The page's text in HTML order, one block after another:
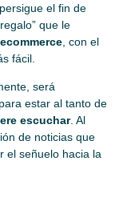
el fin de
que le
ecommerce , con el
fácil.
será
para estar al tanto de
escuchar. Al
de noticias que
el señuelo hacia la